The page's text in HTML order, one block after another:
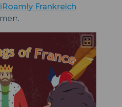
iRoamly Frankreich